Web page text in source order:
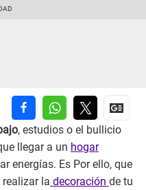
, estudios o el bullicio
llegar a un hogar
energías. Es Por ello, que
la decoración de tu